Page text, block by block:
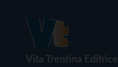
Vita Trentina Editrice